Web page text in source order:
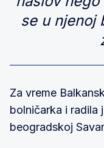
se u njenoj
Za vreme
bolničarka i radila
beogradskoj